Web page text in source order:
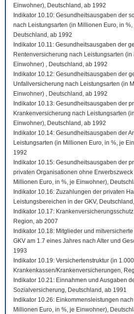
Einwohner), Deutschland, ab 1992
Indikator 10.10: Gesundheitsausgaben der
nach Leistungsarten (in Millionen Euro, in
Deutschland, ab 1992
Indikator 10.11: Gesundheitsausgaben der
Rentenversicherung nach Leistungsarten
Einwohner) , Deutschland, ab 1992
Indikator 10.12: Gesundheitsausgaben der
Unfallversicherung nach Leistungsarten (in
Einwohner) , Deutschland, ab 1992
Indikator 10.13: Gesundheitsausgaben der
Krankenversicherung nach Leistungsarten
Einwohner), Deutschland, ab 1992
Indikator 10.14: Gesundheitsausgaben der
Leistungsarten (in Millionen Euro, in %, je
1992
Indikator 10.15: Gesundheitsausgaben der
privaten Organisationen ohne
Millionen Euro, in %, je Einwohner),
Indikator 10.16: Zuzahlungen der privaten
Leistungsbereichen in der GKV,
Indikator 10.17:
Region, ab 2007
Indikator 10.18: Mitglieder und
GKV am 1.7 eines Jahres nach Alter und
1993
Indikator 10.19: Versichertenstruktur (in
Krankenkassen/Krankenversicherungen,
Indikator 10.21: Einnahmen und Ausgaben
Sozialversicherung, Deutschland, ab 1991
Indikator 10.26: Einkommensleistungen
Millionen Euro, in %, je Einwohner),